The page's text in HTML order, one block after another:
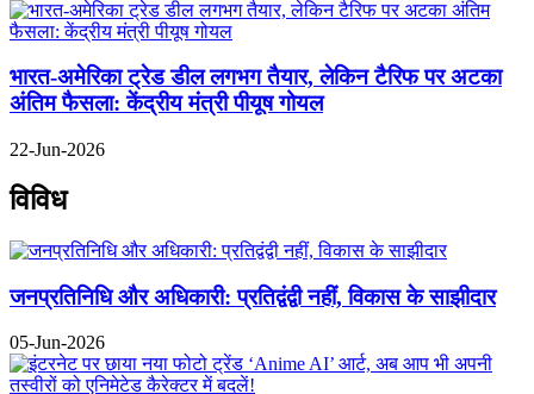
भारत-अमेरिका ट्रेड डील लगभग तैयार, लेकिन टैरिफ पर अटका
अंतिम फैसला: केंद्रीय मंत्री पीयूष गोयल
22-Jun-2026
विविध
जनप्रतिनिधि और अधिकारी: प्रतिद्वंद्वी नहीं, विकास के साझीदार
05-Jun-2026